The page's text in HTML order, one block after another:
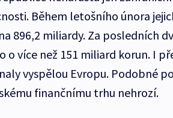
Během letošního února
896,2 miliardy. Za posledních
o více než 151 miliard korun. I
vyspělou Evropu. Podobné
finančnímu trhu nehrozí.